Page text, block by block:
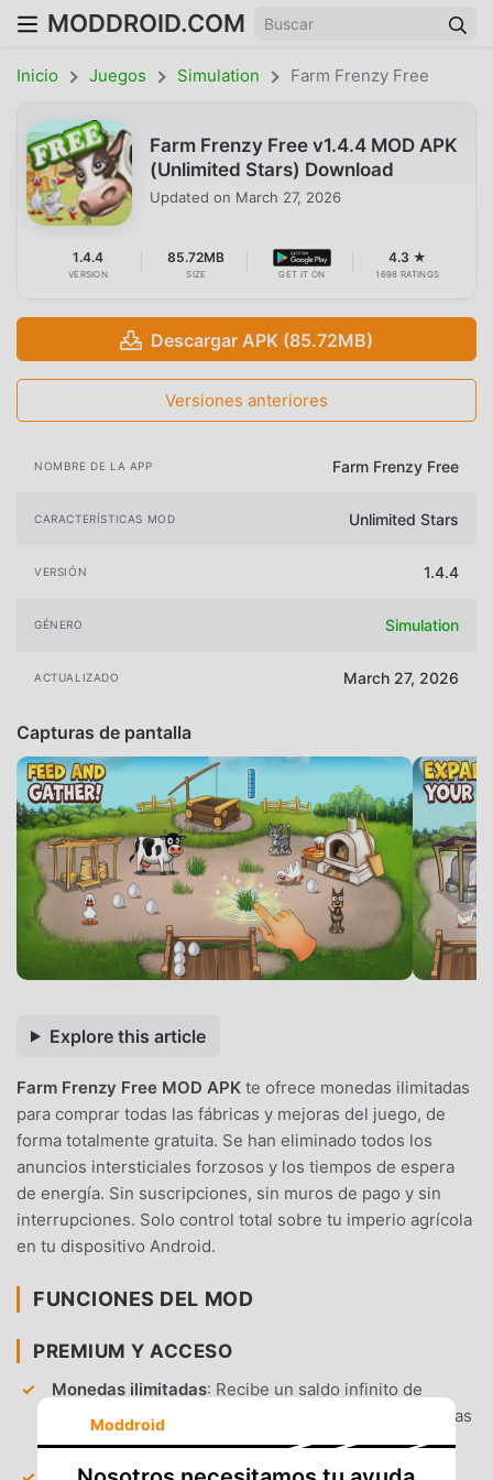
MODDROID.COM
Inicio Juegos Simulation Farm Frenzy Free
Farm Frenzy Free v1.4.4 MOD APK
(Unlimited Stars) Download
Updated on March 27, 2026
1.4.4
VERSION
85.72MB
SIZE GET IT ON
4.3 ★
1698 RATINGS
Descargar APK (85.72MB)
Versiones anteriores
NOMBRE DE LA APP Farm Frenzy Free
CARACTERÍSTICAS MOD Unlimited Stars
VERSIÓN 1.4.4
GÉNERO Simulation
ACTUALIZADO March 27, 2026
Capturas de pantalla
Explore this article
Farm Frenzy Free MOD APK te ofrece monedas ilimitadas
para comprar todas las fábricas y mejoras del juego, de
forma totalmente gratuita. Se han eliminado todos los
anuncios intersticiales forzosos y los tiempos de espera
de energía. Sin suscripciones, sin muros de pago y sin
interrupciones. Solo control total sobre tu imperio agrícola
en tu dispositivo Android.
FUNCIONES DEL MOD
PREMIUM Y ACCESO
Monedas ilimitadas: Recibe un saldo infinito de
moneda en el juego para comprar al instante todas las
mejoras de fábrica y alimento para animales.
Moddroid